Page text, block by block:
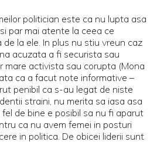
politician este ca nu lupta asa
par mai atente la ceea ce
la ele. In plus nu stiu vreun caz
acuzata a fi securista sau
mare activista sau corupta (Mona
ca a facut note informative –
penibil ca s-au legat de niste
straini, nu merita sa iasa asa
fel de bine e posibil sa nu fi aparut
ca nu avem femei in posturi
in politica. De obicei liderii sunt